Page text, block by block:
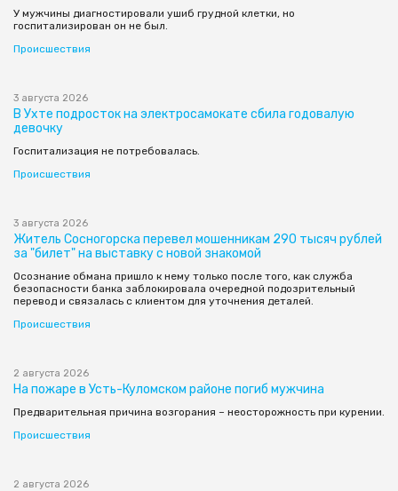
У мужчины диагностировали ушиб грудной клетки, но
госпитализирован он не был.
Происшествия
3 августа 2026
В Ухте подросток на электросамокате сбила годовалую
девочку
Госпитализация не потребовалась.
Происшествия
3 августа 2026
Житель Сосногорска перевел мошенникам 290 тысяч рублей
за "билет" на выставку c новой знакомой
Осознание обмана пришло к нему только после того, как служба
безопасности банка заблокировала очередной подозрительный
перевод и связалась с клиентом для уточнения деталей.
Происшествия
2 августа 2026
На пожаре в Усть-Куломском районе погиб мужчина
Предварительная причина возгорания – неосторожность при курении.
Происшествия
2 августа 2026